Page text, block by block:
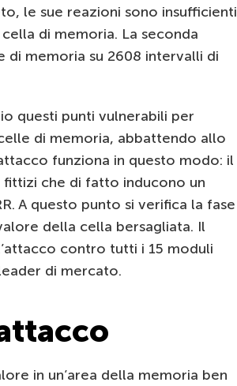
le sue reazioni sono insufficienti
di memoria. La seconda
di memoria su 2608 intervalli di
questi punti vulnerabili per
di memoria, abbattendo allo
funziona in questo modo: il
fittizi che di fatto inducono un
A questo punto si verifica la fase
della cella bersagliata. Il
contro tutti i 15 moduli
di mercato.
in un’area della memoria ben